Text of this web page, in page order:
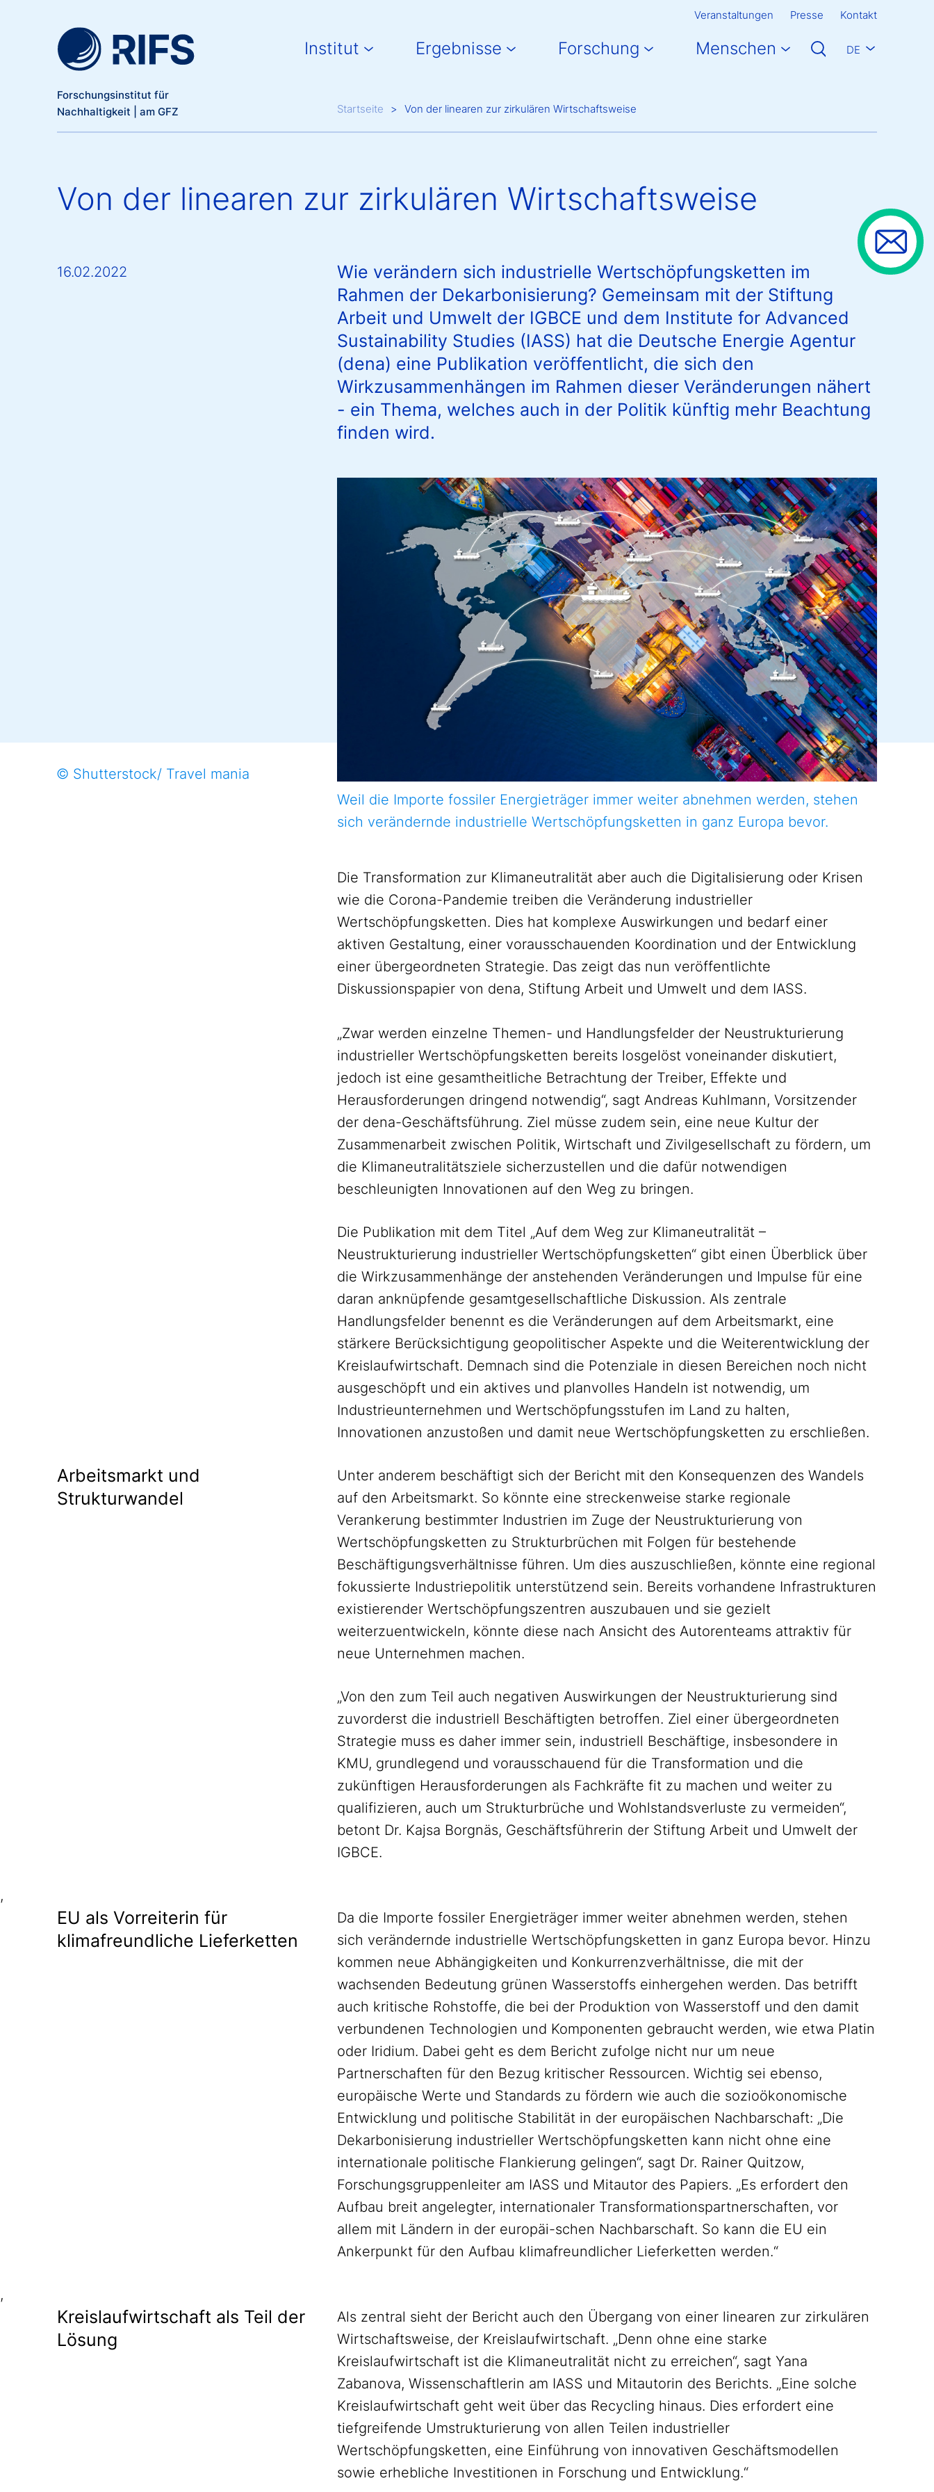
Veranstaltungen Presse Kontakt
Institut Ergebnisse Forschung Menschen DE
Forschungsinstitut für
Nachhaltigkeit | am GFZ
Breadcrumb
Startseite Von der linearen zur zirkulären Wirtschaftsweise
Von der linearen zur zirkulären Wirtschaftsweise
16.02.2022
Wie verändern sich industrielle Wertschöpfungsketten im
Rahmen der Dekarbonisierung? Gemeinsam mit der Stiftung
Arbeit und Umwelt der IGBCE und dem Institute for Advanced
Sustainability Studies (IASS) hat die Deutsche Energie Agentur
(dena) eine Publikation veröffentlicht, die sich den
Wirkzusammenhängen im Rahmen dieser Veränderungen nähert
- ein Thema, welches auch in der Politik künftig mehr Beachtung
finden wird.
© Shutterstock/ Travel mania
Weil die Importe fossiler Energieträger immer weiter abnehmen werden, stehen
sich verändernde industrielle Wertschöpfungsketten in ganz Europa bevor.
Die Transformation zur Klimaneutralität aber auch die Digitalisierung oder Krisen
wie die Corona-Pandemie treiben die Veränderung industrieller
Wertschöpfungsketten. Dies hat komplexe Auswirkungen und bedarf einer
aktiven Gestaltung, einer vorausschauenden Koordination und der Entwicklung
einer übergeordneten Strategie. Das zeigt das nun veröffentlichte
Diskussionspapier von dena, Stiftung Arbeit und Umwelt und dem IASS.
„Zwar werden einzelne Themen- und Handlungsfelder der Neustrukturierung
industrieller Wertschöpfungsketten bereits losgelöst voneinander diskutiert,
jedoch ist eine gesamtheitliche Betrachtung der Treiber, Effekte und
Herausforderungen dringend notwendig“, sagt Andreas Kuhlmann, Vorsitzender
der dena-Geschäftsführung. Ziel müsse zudem sein, eine neue Kultur der
Zusammenarbeit zwischen Politik, Wirtschaft und Zivilgesellschaft zu fördern, um
die Klimaneutralitätsziele sicherzustellen und die dafür notwendigen
beschleunigten Innovationen auf den Weg zu bringen.
Die Publikation mit dem Titel „Auf dem Weg zur Klimaneutralität –
Neustrukturierung industrieller Wertschöpfungsketten“ gibt einen Überblick über
die Wirkzusammenhänge der anstehenden Veränderungen und Impulse für eine
daran anknüpfende gesamtgesellschaftliche Diskussion. Als zentrale
Handlungsfelder benennt es die Veränderungen auf dem Arbeitsmarkt, eine
stärkere Berücksichtigung geopolitischer Aspekte und die Weiterentwicklung der
Kreislaufwirtschaft. Demnach sind die Potenziale in diesen Bereichen noch nicht
ausgeschöpft und ein aktives und planvolles Handeln ist notwendig, um
Industrieunternehmen und Wertschöpfungsstufen im Land zu halten,
Innovationen anzustoßen und damit neue Wertschöpfungsketten zu erschließen.
Arbeitsmarkt und
Strukturwandel
Unter anderem beschäftigt sich der Bericht mit den Konsequenzen des Wandels
auf den Arbeitsmarkt. So könnte eine streckenweise starke regionale
Verankerung bestimmter Industrien im Zuge der Neustrukturierung von
Wertschöpfungsketten zu Strukturbrüchen mit Folgen für bestehende
Beschäftigungsverhältnisse führen. Um dies auszuschließen, könnte eine regional
fokussierte Industriepolitik unterstützend sein. Bereits vorhandene Infrastrukturen
existierender Wertschöpfungszentren auszubauen und sie gezielt
weiterzuentwickeln, könnte diese nach Ansicht des Autorenteams attraktiv für
neue Unternehmen machen.
„Von den zum Teil auch negativen Auswirkungen der Neustrukturierung sind
zuvorderst die industriell Beschäftigten betroffen. Ziel einer übergeordneten
Strategie muss es daher immer sein, industriell Beschäftige, insbesondere in
KMU, grundlegend und vorausschauend für die Transformation und die
zukünftigen Herausforderungen als Fachkräfte fit zu machen und weiter zu
qualifizieren, auch um Strukturbrüche und Wohlstandsverluste zu vermeiden“,
betont Dr. Kajsa Borgnäs, Geschäftsführerin der Stiftung Arbeit und Umwelt der
IGBCE.
,
EU als Vorreiterin für
klimafreundliche Lieferketten
Da die Importe fossiler Energieträger immer weiter abnehmen werden, stehen
sich verändernde industrielle Wertschöpfungsketten in ganz Europa bevor. Hinzu
kommen neue Abhängigkeiten und Konkurrenzverhältnisse, die mit der
wachsenden Bedeutung grünen Wasserstoffs einhergehen werden. Das betrifft
auch kritische Rohstoffe, die bei der Produktion von Wasserstoff und den damit
verbundenen Technologien und Komponenten gebraucht werden, wie etwa Platin
oder Iridium. Dabei geht es dem Bericht zufolge nicht nur um neue
Partnerschaften für den Bezug kritischer Ressourcen. Wichtig sei ebenso,
europäische Werte und Standards zu fördern wie auch die sozioökonomische
Entwicklung und politische Stabilität in der europäischen Nachbarschaft: „Die
Dekarbonisierung industrieller Wertschöpfungsketten kann nicht ohne eine
internationale politische Flankierung gelingen“, sagt Dr. Rainer Quitzow,
Forschungsgruppenleiter am IASS und Mitautor des Papiers. „Es erfordert den
Aufbau breit angelegter, internationaler Transformationspartnerschaften, vor
allem mit Ländern in der europäi-schen Nachbarschaft. So kann die EU ein
Ankerpunkt für den Aufbau klimafreundlicher Lieferketten werden.“
,
Kreislaufwirtschaft als Teil der
Lösung
Als zentral sieht der Bericht auch den Übergang von einer linearen zur zirkulären
Wirtschaftsweise, der Kreislaufwirtschaft. „Denn ohne eine starke
Kreislaufwirtschaft ist die Klimaneutralität nicht zu erreichen“, sagt Yana
Zabanova, Wissenschaftlerin am IASS und Mitautorin des Berichts. „Eine solche
Kreislaufwirtschaft geht weit über das Recycling hinaus. Dies erfordert eine
tiefgreifende Umstrukturierung von allen Teilen industrieller
Wertschöpfungsketten, eine Einführung von innovativen Geschäftsmodellen
sowie erhebliche Investitionen in Forschung und Entwicklung.“